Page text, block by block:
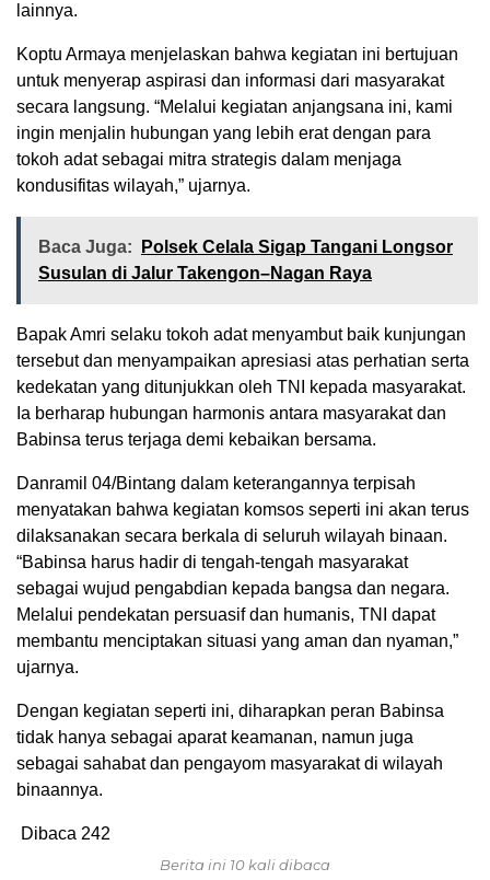
lainnya.
Koptu Armaya menjelaskan bahwa kegiatan ini bertujuan
untuk menyerap aspirasi dan informasi dari masyarakat
secara langsung. “Melalui kegiatan anjangsana ini, kami
ingin menjalin hubungan yang lebih erat dengan para
tokoh adat sebagai mitra strategis dalam menjaga
kondusifitas wilayah,” ujarnya.
Baca Juga:
Polsek Celala Sigap Tangani Longsor
Susulan di Jalur Takengon–Nagan Raya
Bapak Amri selaku tokoh adat menyambut baik kunjungan
tersebut dan menyampaikan apresiasi atas perhatian serta
kedekatan yang ditunjukkan oleh TNI kepada masyarakat.
Ia berharap hubungan harmonis antara masyarakat dan
Babinsa terus terjaga demi kebaikan bersama.
Danramil 04/Bintang dalam keterangannya terpisah
menyatakan bahwa kegiatan komsos seperti ini akan terus
dilaksanakan secara berkala di seluruh wilayah binaan.
“Babinsa harus hadir di tengah-tengah masyarakat
sebagai wujud pengabdian kepada bangsa dan negara.
Melalui pendekatan persuasif dan humanis, TNI dapat
membantu menciptakan situasi yang aman dan nyaman,”
ujarnya.
Dengan kegiatan seperti ini, diharapkan peran Babinsa
tidak hanya sebagai aparat keamanan, namun juga
sebagai sahabat dan pengayom masyarakat di wilayah
binaannya.
Dibaca 242
Berita ini 10 kali dibaca